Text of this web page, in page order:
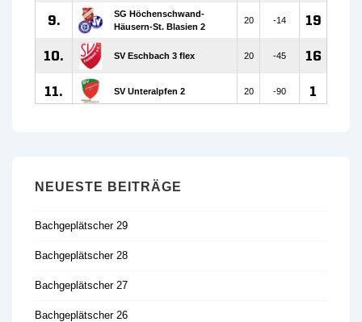
NEUESTE BEITRÄGE
Bachgeplätscher 29
Bachgeplätscher 28
Bachgeplätscher 27
Bachgeplätscher 26